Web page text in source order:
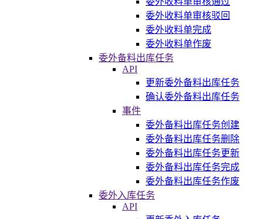
委外收料单审核驳回
委外收料单完成
委外收料单作废
委外备料出库任务
API
更新委外备料出库任务
确认委外备料出库任务
事件
委外备料出库任务创建
委外备料出库任务删除
委外备料出库任务更新
委外备料出库任务完成
委外备料出库任务作废
委外入库任务
API